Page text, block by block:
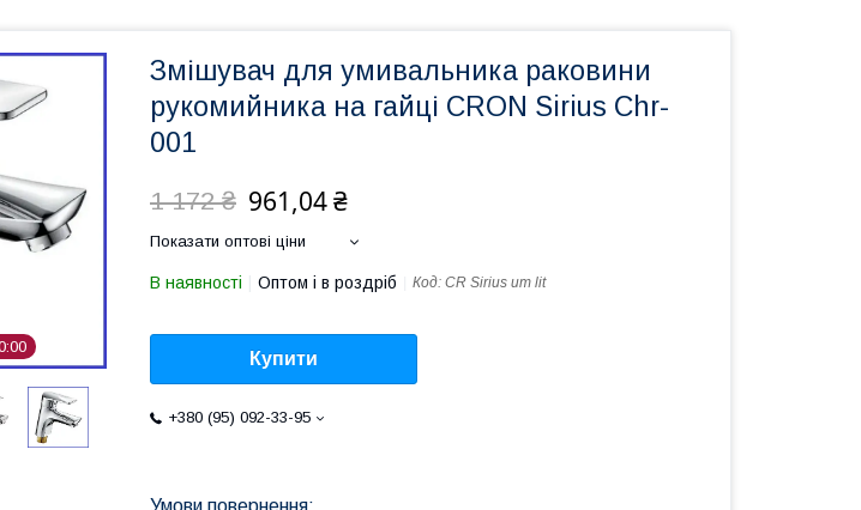
00
Змішувач для умивальника раковини
рукомийника на гайці CRON Sirius Chr-
001
1 172 ₴ 961,04 ₴
Показати оптові ціни
В наявності Оптом і в роздріб Код: CR Sirius um lit
Купити
+380 (95) 092-33-95